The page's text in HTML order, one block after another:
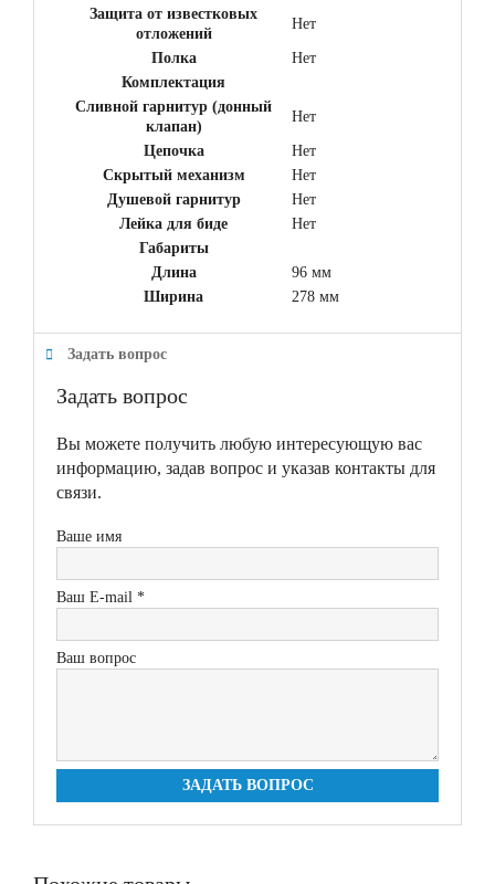
Защита от известковых
отложений
Нет
Полка
Нет
Комплектация
Сливной гарнитур (донный
клапан)
Нет
Цепочка
Нет
Скрытый механизм
Нет
Душевой гарнитур
Нет
Лейка для биде
Нет
Габариты
Длина
96 мм
Ширина
278 мм
Задать вопрос
Задать вопрос
Вы можете получить любую интересующую вас
информацию, задав вопрос и указав контакты для
связи.
Ваше имя
Ваш E-mail *
Ваш вопрос
ЗАДАТЬ ВОПРОС